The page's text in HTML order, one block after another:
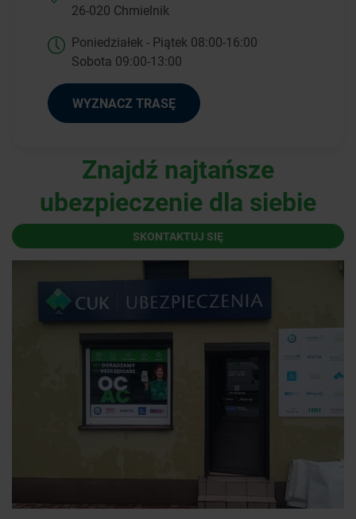
26-020 Chmielnik
Poniedziałek - Piątek 08:00-16:00
Sobota 09:00-13:00
WYZNACZ TRASĘ
Znajdź najtańsze
ubezpieczenie dla siebie
SKONTAKTUJ SIĘ